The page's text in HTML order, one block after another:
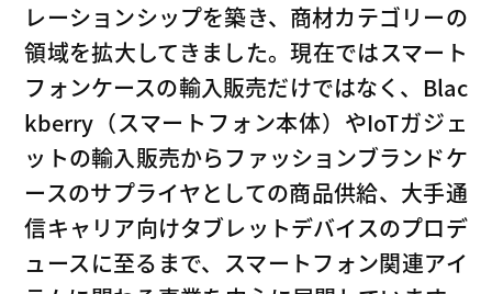
レーションシップを築き、商材カテゴリーの
領域を拡大してきました。現在ではスマート
フォンケースの輸入販売だけではなく、Blac
kberry（スマートフォン本体）やIoTガジェ
ットの輸入販売からファッションブランドケ
ースのサプライヤとしての商品供給、大手通
信キャリア向けタブレットデバイスのプロデ
ュースに至るまで、スマートフォン関連アイ